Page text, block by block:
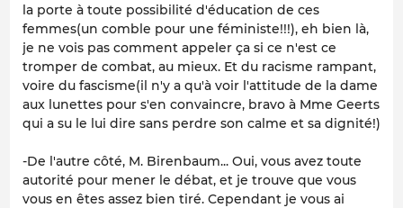
la porte à toute possibilité d'éducation de ces
femmes(un comble pour une féministe!!!), eh bien là,
je ne vois pas comment appeler ça si ce n'est ce
tromper de combat, au mieux. Et du racisme rampant,
voire du fascisme(il n'y a qu'à voir l'attitude de la dame
aux lunettes pour s'en convaincre, bravo à Mme Geerts
qui a su le lui dire sans perdre son calme et sa dignité!)
-De l'autre côté, M. Birenbaum... Oui, vous avez toute
autorité pour mener le débat, et je trouve que vous
vous en êtes assez bien tiré. Cependant je vous ai